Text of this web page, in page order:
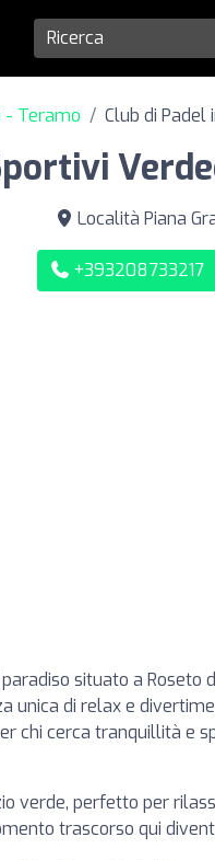
- Teramo Club di Padel
Località Piana
+393208733217
situato a Roseto
unica di relax e
chi cerca tranquillità e
verde, perfetto per
trascorso qui